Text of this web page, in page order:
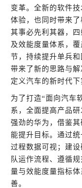
变革。全新的软件
体验，也同时带来
其事必先利其器，
及效能度量体系，
节，持续提升单兵
带来了新的思路与
定义汽车的新时代
为了打造“面向汽车
系，全面提高产品
强劲的华为，借鉴
能提升目标。通过
过程数据可视；建
队运作流程、遵循
量与效能度量指标
善。